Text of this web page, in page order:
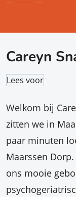
Careyn
Lees voor
Welkom bij
zitten we in
paar minuten
Maarssen
ons mooie